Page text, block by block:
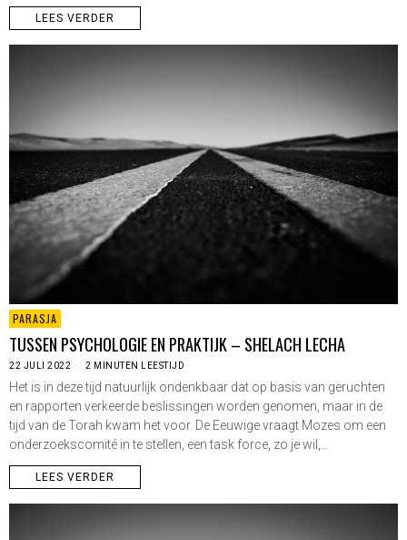
LEES VERDER
PARASJA
TUSSEN PSYCHOLOGIE EN PRAKTIJK – SHELACH LECHA
22 JULI 2022 2 MINUTEN LEESTIJD
Het is in deze tijd natuurlijk ondenkbaar dat op basis van geruchten
en rapporten verkeerde beslissingen worden genomen, maar in de
tijd van de Torah kwam het voor. De Eeuwige vraagt Mozes om een
onderzoekscomité in te stellen, een task force, zo je wil,…
LEES VERDER